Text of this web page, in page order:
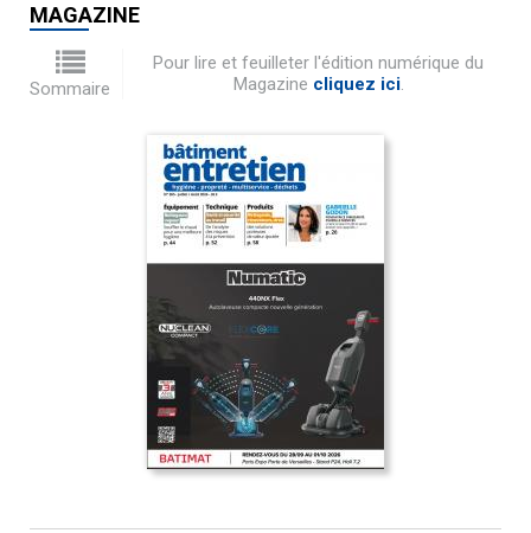
MAGAZINE
Sommaire
Pour lire et feuilleter l'édition numérique du
Magazine cliquez ici.